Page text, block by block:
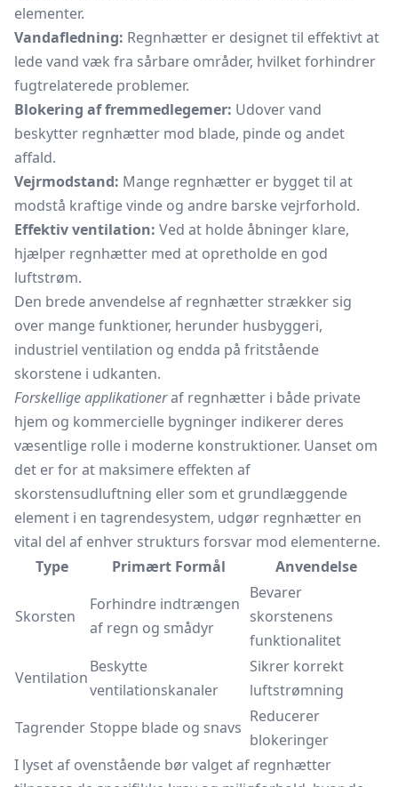
elementer.
Vandafledning: Regnhætter er designet til effektivt at
lede vand væk fra sårbare områder, hvilket forhindrer
fugtrelaterede problemer.
Blokering af fremmedlegemer: Udover vand
beskytter regnhætter mod blade, pinde og andet
affald.
Vejrmodstand: Mange regnhætter er bygget til at
modstå kraftige vinde og andre barske vejrforhold.
Effektiv ventilation: Ved at holde åbninger klare,
hjælper regnhætter med at opretholde en god
luftstrøm.
Den brede anvendelse af regnhætter strækker sig
over mange funktioner, herunder husbyggeri,
industriel ventilation og endda på fritstående
skorstene i udkanten.
Forskellige applikationeraf regnhætter i både private
hjem og kommercielle bygninger indikerer deres
væsentlige rolle i moderne konstruktioner. Uanset om
det er for at maksimere effekten af
skorstensudluftning eller som et grundlæggende
element i en tagrendesystem, udgør regnhætter en
vital del af enhver strukturs forsvar mod elementerne.
Type
Primært Formål Anvendelse
Skorsten
Forhindre indtrængen
af regn og smådyr
Bevarer
skorstenens
funktionalitet
Ventilation
Beskytte
ventilationskanaler
Sikrer korrekt
luftstrømning
Tagrender Stoppe blade og snavs
Reducerer
blokeringer
I lyset af ovenstående bør valget af regnhætter